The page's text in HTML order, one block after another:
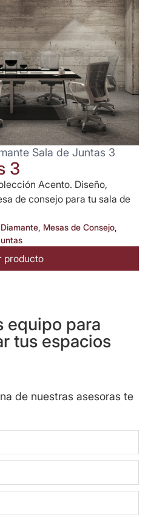
Sala de Juntas 3
3
Acento. Diseño,
de consejo para tu sala de
, Mesas de Consejo,
producto
equipo para
tus espacios
de nuestras asesoras te